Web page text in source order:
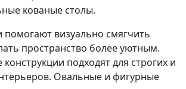
кованые столы.
помогают визуально смягчить
пространство более уютным.
подходят для строгих и
Овальные и фигурные